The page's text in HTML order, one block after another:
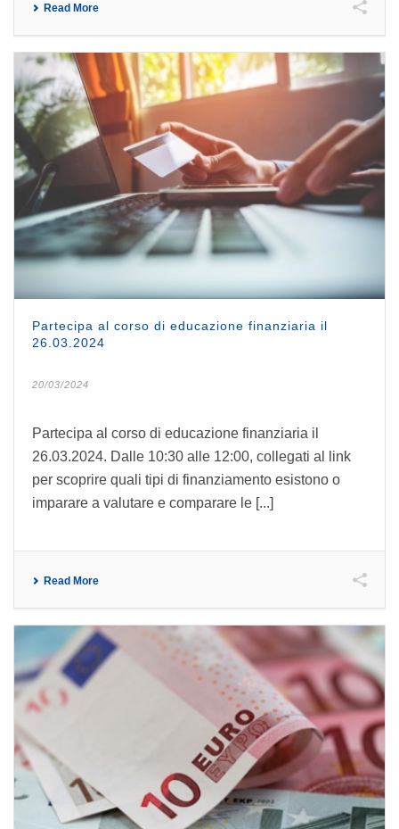
Read More
Partecipa al corso di educazione finanziaria il
26.03.2024
20/03/2024
Partecipa al corso di educazione finanziaria il
26.03.2024. Dalle 10:30 alle 12:00, collegati al link
per scoprire quali tipi di finanziamento esistono o
imparare a valutare e comparare le [...]
Read More